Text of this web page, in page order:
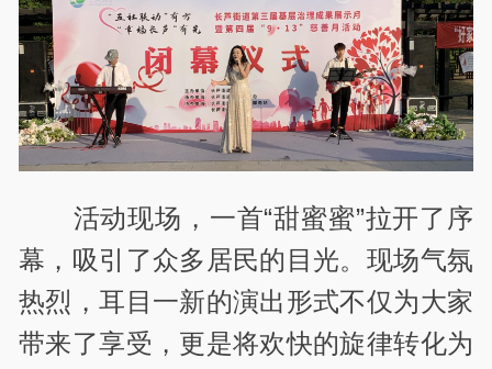
活动现场，一首“甜蜜蜜”拉开了序
幕，吸引了众多居民的目光。现场气氛
热烈，耳目一新的演出形式不仅为大家
带来了享受，更是将欢快的旋律转化为